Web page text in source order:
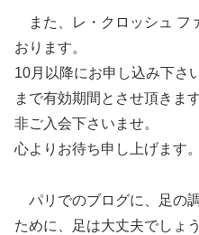
また、レ・クロッシュ フ
おります。
10月以降にお申し込み下さ
まで有効期間とさせ頂きま
非ご入会下さいませ。
心よりお待ち申し上げます。
パリでのブログに、足の
ために、足は大丈夫でしょ